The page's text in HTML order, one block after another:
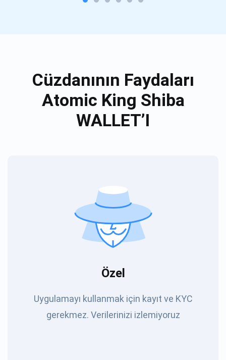
Cüzdanının Faydaları
Atomic King Shiba
WALLET’I
Özel
Uygulamayı kullanmak için kayıt ve KYC
gerekmez. Verilerinizi izlemiyoruz